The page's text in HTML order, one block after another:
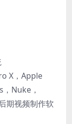
X，Apple
Nuke，
期视频制作软